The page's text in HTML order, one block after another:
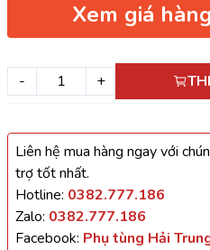
Xem giá
- +
Liên hệ mua hàng ngay với
trợ tốt nhất.
Hotline: 0382.777.186
Zalo: 0382.777.186
Facebook: Phụ tùng Hải